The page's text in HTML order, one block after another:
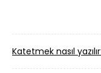
Katetmek nasıl